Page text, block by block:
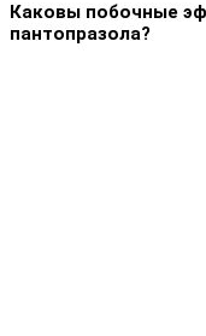
Каковы побочные
пантопразола?